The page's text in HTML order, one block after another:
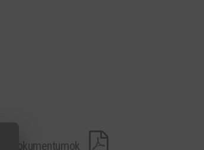
dokumentumok